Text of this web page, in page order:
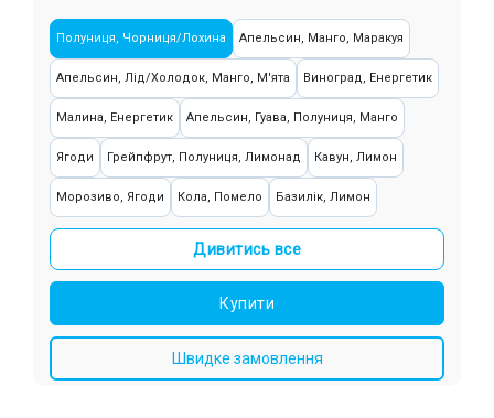
Полуниця, Чорниця/Лохина Апельсин, Манго, Маракуя
Апельсин, Лід/Холодок, Манго, М'ята Виноград, Енергетик
Малина, Енергетик Апельсин, Гуава, Полуниця, Манго
Ягоди Грейпфрут, Полуниця, Лимонад Кавун, Лимон
Морозиво, Ягоди Кола, Помело Базилік, Лимон
Вишня/Черешня, Малина, Смородина
Абрикос, Вишня/Черешня, Полуниця Мохіто
Дивитись все
Купити
Швидке замовлення